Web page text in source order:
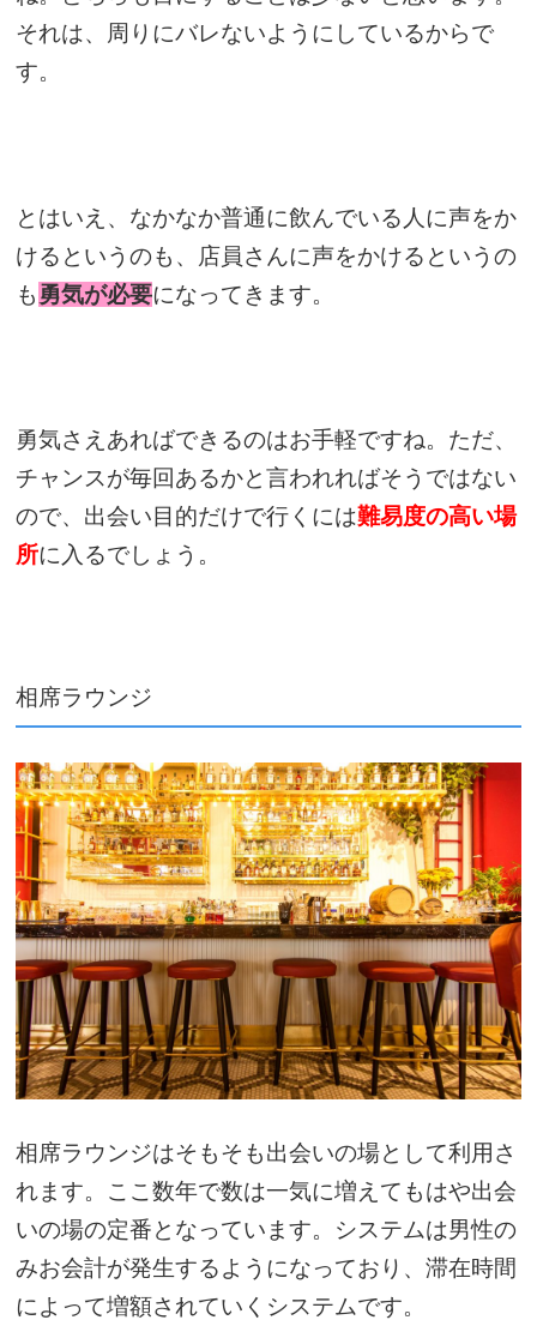
それは、周りにバレないようにしているからで
す。
とはいえ、なかなか普通に飲んでいる人に声をか
けるというのも、店員さんに声をかけるというの
も 勇気が必要になってきます。
勇気さえあればできるのはお手軽ですね。ただ、
チャンスが毎回あるかと言われればそうではない
ので、出会い目的だけで行くには難易度の高い場
所に入るでしょう。
相席ラウンジ
相席ラウンジはそもそも出会いの場として利用さ
れます。ここ数年で数は一気に増えてもはや出会
いの場の定番となっています。システムは男性の
みお会計が発生するようになっており、滞在時間
によって増額されていくシステムです。